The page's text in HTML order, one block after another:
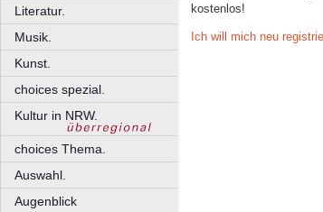
Literatur.
Musik.
Kunst.
choices spezial.
Kultur in NRW.
choices Thema.
Auswahl.
Augenblick
kostenlos!
Ich will mich neu